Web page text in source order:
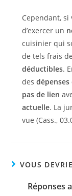
Cependant, si
d’exercer un
cuisinier qui
de tels frais
déductibles.
des
pas de lien
actuelle. La
vue (Cass.,
VOUS
Réponses